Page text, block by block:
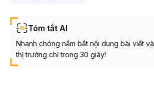
Tóm tắt AI
Nhanh chóng nắm bắt nội dung bài viết
thị trường chỉ trong 30 giây!